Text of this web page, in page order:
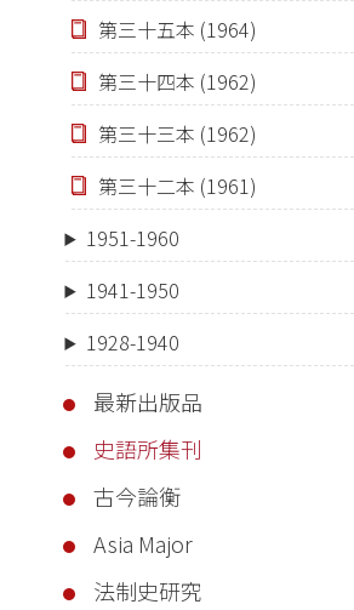
第三十五本 (1964)
第三十四本 (1962)
第三十三本 (1962)
第三十二本 (1961)
1951-1960
1941-1950
1928-1940
最新出版品
史語所集刊
古今論衡
Asia Major
法制史研究